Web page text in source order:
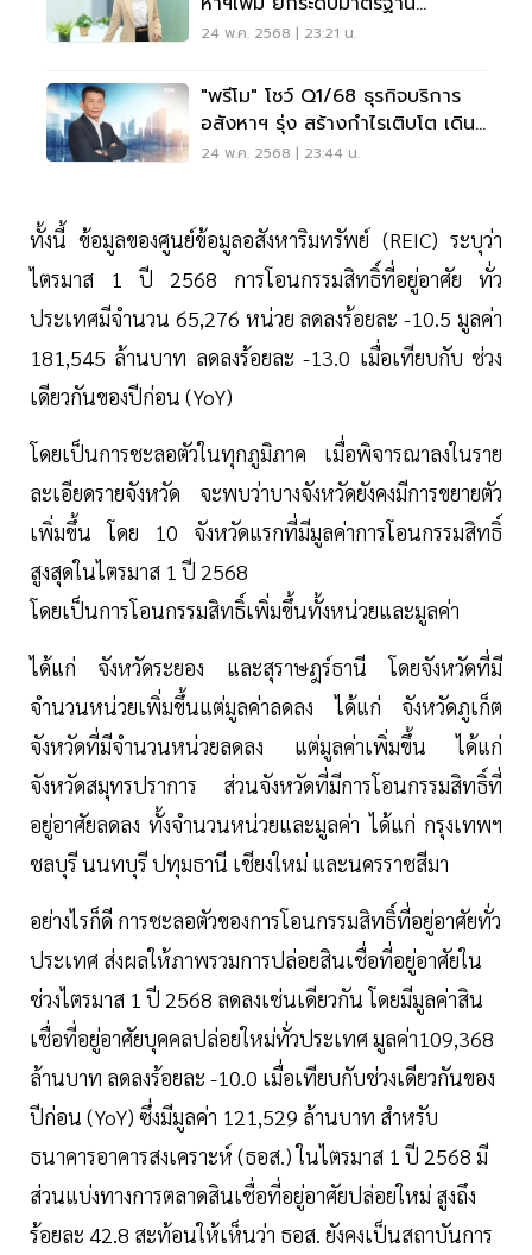
“LivNex” ฝ่าวิกฤตการเงิน
24 พ.ค. 2568 | 23:21 น.
"พรีโม" โชว์ Q1/68 ธุรกิจบริการ
อสังหาฯ รุ่ง สร้างกำไรเติบโต เดิน
หน้าขยายธุรกิจใหม่
24 พ.ค. 2568 | 23:44 น.
ทั้งนี้ ข้อมูลของศูนย์ข้อมูลอสังหาริมทรัพย์ (REIC) ระบุว่า
ไตรมาส 1 ปี 2568 การโอนกรรมสิทธิ์ที่อยู่อาศัย ทั่ว
ประเทศมีจำนวน 65,276 หน่วย ลดลงร้อยละ -10.5 มูลค่า
181,545 ล้านบาท ลดลงร้อยละ -13.0 เมื่อเทียบกับ ช่วง
เดียวกันของปีก่อน (YoY)
โดยเป็นการชะลอตัวในทุกภูมิภาค เมื่อพิจารณาลงในราย
ละเอียดรายจังหวัด จะพบว่าบางจังหวัดยังคงมีการขยายตัว
เพิ่มขึ้น โดย 10 จังหวัดแรกที่มีมูลค่าการโอนกรรมสิทธิ์
สูงสุดในไตรมาส 1 ปี 2568
โดยเป็นการโอนกรรมสิทธิ์เพิ่มขึ้นทั้งหน่วยและมูลค่า
ได้แก่ จังหวัดระยอง และสุราษฎร์ธานี โดยจังหวัดที่มี
จำนวนหน่วยเพิ่มขึ้นแต่มูลค่าลดลง ได้แก่ จังหวัดภูเก็ต
จังหวัดที่มีจำนวนหน่วยลดลง แต่มูลค่าเพิ่มขึ้น ได้แก่
จังหวัดสมุทรปราการ ส่วนจังหวัดที่มีการโอนกรรมสิทธิ์ที่
อยู่อาศัยลดลง ทั้งจำนวนหน่วยและมูลค่า ได้แก่ กรุงเทพฯ
ชลบุรี นนทบุรี ปทุมธานี เชียงใหม่ และนครราชสีมา
อย่างไรก็ดี การชะลอตัวของการโอนกรรมสิทธิ์ที่อยู่อาศัยทั่ว
ประเทศ ส่งผลให้ภาพรวมการปล่อยสินเชื่อที่อยู่อาศัยใน
ช่วงไตรมาส 1 ปี 2568 ลดลงเช่นเดียวกัน โดยมีมูลค่าสิน
เชื่อที่อยู่อาศัยบุคคลปล่อยใหม่ทั่วประเทศ มูลค่า109,368
ล้านบาท ลดลงร้อยละ -10.0 เมื่อเทียบกับช่วงเดียวกันของ
ปีก่อน (YoY) ซึ่งมีมูลค่า 121,529 ล้านบาท สำหรับ
ธนาคารอาคารสงเคราะห์ (ธอส.) ในไตรมาส 1 ปี 2568 มี
ส่วนแบ่งทางการตลาดสินเชื่อที่อยู่อาศัยปล่อยใหม่ สูงถึง
ร้อยละ 42.8 สะท้อนให้เห็นว่า ธอส. ยังคงเป็นสถาบันการ